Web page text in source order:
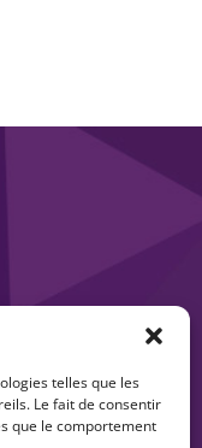
telles que les
Le fait de consentir
que le comportement